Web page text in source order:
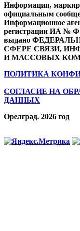
Информация,
официальным
Информационное
регистрации ИА № ФС
выдано
СФЕРЕ СВЯЗИ,
И МАССОВЫХ
ПОЛИТИКА
СОГЛАСИЕ НА
ДАННЫХ
Орелград. 2026 год